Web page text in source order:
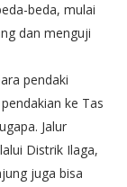
beda, mulai
dan menguji
pendaki
ke Tas
Jalur
Distrik Ilaga,
juga bisa